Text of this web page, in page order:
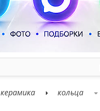
керамика кольца